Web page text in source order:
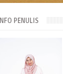
INFO PENULIS